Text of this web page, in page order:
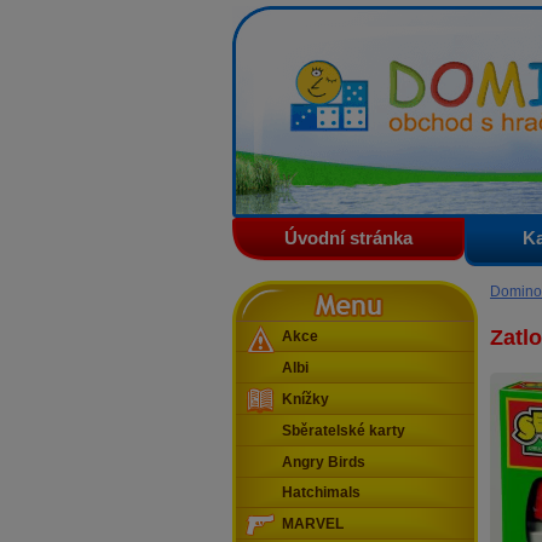
Domino - obchod s
Úvodní stránka
Domino
Menu
Akce
Albi
Knížky
Sběratelské karty
Angry Birds
Hatchimals
MARVEL